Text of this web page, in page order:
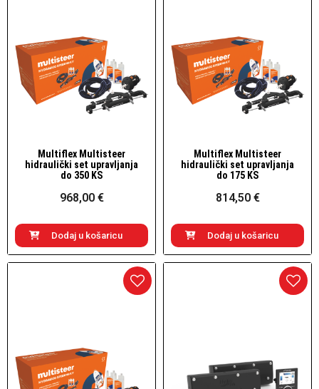
Brzi pogled
Multiflex Multisteer
hidraulički set upravljanja
do 350 KS
968,00 €
Dodaj u košaricu
Brzi pogled
Multiflex Multisteer
hidraulički set upravljanja
do 175 KS
814,50 €
Dodaj u košaricu